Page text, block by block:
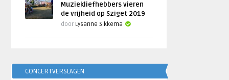
Muziekliefhebbers vieren
de vrijheid op Sziget 2019
door Lysanne Sikkema
CONCERTVERSLAGEN